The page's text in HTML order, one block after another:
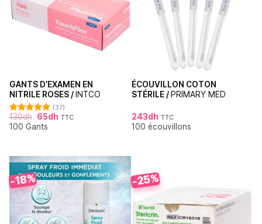
GANTS D’EXAMEN EN
NITRILE ROSES / INTCO
Note4.86
sur 5
(37)
130dh 65dh TTC
100 Gants
ÉCOUVILLON COTON
STÉRILE / PRIMARY MED
243dh TTC
100 écouvillons
-18% -25%